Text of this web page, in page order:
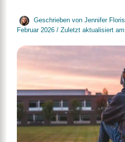
Geschrieben von Jennifer Floris
Februar 2026 / Zuletzt aktualisiert am